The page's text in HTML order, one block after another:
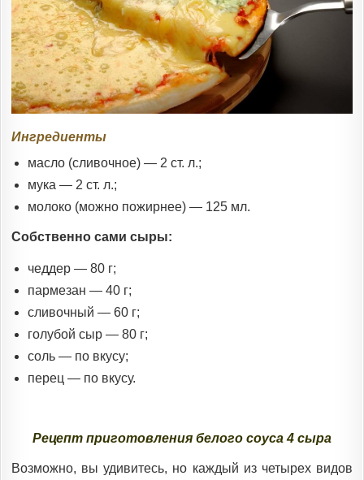
Ингредиенты
масло (сливочное) — 2 ст. л.;
мука — 2 ст. л.;
молоко (можно пожирнее) — 125 мл.
Собственно сами сыры:
чеддер — 80 г;
пармезан — 40 г;
сливочный — 60 г;
голубой сыр — 80 г;
соль — по вкусу;
перец — по вкусу.
Рецепт приготовления белого соуса 4 сыра
Возможно, вы удивитесь, но каждый из четырех видов